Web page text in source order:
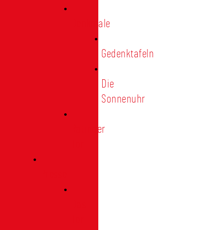
Denkmale
Gedenktafeln
Die
Sonnenuhr
Ratinger